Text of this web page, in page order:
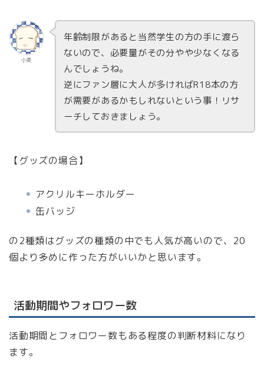
小麦
年齢制限があると当然学生の方の手に渡ら
ないので、必要量がその分やや少なくなる
んでしょうね。
逆にファン層に大人が多ければR18本の方
が需要があるかもしれないという事！リサ
ーチしておきましょう。
【グッズの場合】
アクリルキーホルダー
缶バッジ
の2種類はグッズの種類の中でも人気が高いので、20
個より多めに作った方がいいかと思います。
活動期間やフォロワー数
活動期間とフォロワー数もある程度の判断材料になり
ます。